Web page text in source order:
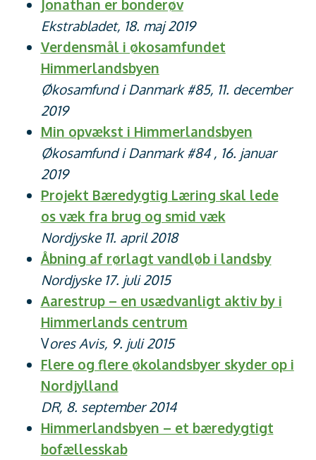
Jonathan er bonderøv
Ekstrabladet, 18. maj 2019
Verdensmål i økosamfundet
Himmerlandsbyen
Økosamfund i Danmark #85, 11. december
2019
Min opvækst i Himmerlandsbyen
Økosamfund i Danmark #84 , 16. januar
2019
Projekt Bæredygtig Læring skal lede
os væk fra brug og smid væk
Nordjyske 11. april 2018
Åbning af rørlagt vandløb i landsby
Nordjyske 17. juli 2015
Aarestrup – en usædvanligt aktiv by i
Himmerlands centrum
Vores Avis, 9. juli 2015
Flere og flere økolandsbyer skyder op i
Nordjylland
DR, 8. september 2014
Himmerlandsbyen – et bæredygtigt
bofællesskab